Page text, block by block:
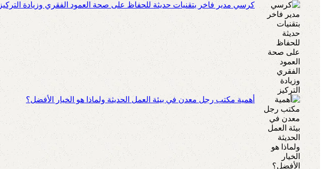
كرسي مدير فاخر بتقنيات حديثة للحفاظ على صحة العمود الفقري وزيادة التركيز
أهمية مكتب رجل معدن في بيئة العمل الحديثة ولماذا هو الخيار الأفضل؟